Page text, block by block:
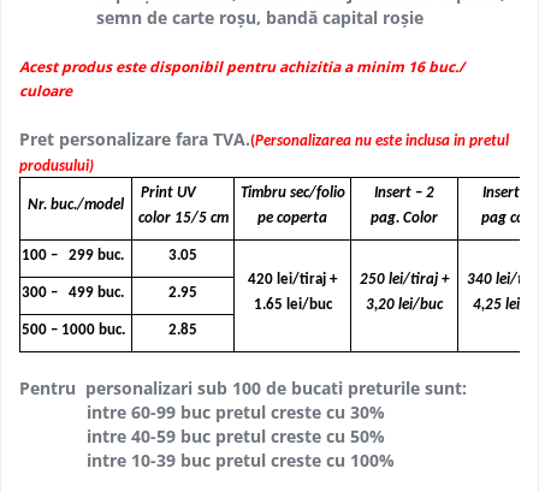
semn de carte roșu, bandă capital roșie
Acest produs este disponibil pentru achizitia a minim 16 buc./
culoare
Pret personalizare fara TVA.(Personalizarea nu este inclusa in pretul
produsului)
Nr. buc./model
Print UV
color 15/5 cm
Timbru sec/folio
pe coperta
Insert – 2
pag. Color
Insert - 4
pag
100 – 299 buc.
3.05
420 lei/tiraj +
1.65 lei/buc
250 lei/tiraj +
3,20 lei/buc
340 lei/
4,25 lei/
300 – 499 buc. 2.95
500 – 1000 buc. 2.85
Pentru personalizari sub 100 de bucati preturile sunt:
intre 60-99 buc pretul creste cu 30%
intre 40-59 buc pretul creste cu 50%
intre 10-39 buc pretul creste cu 100%